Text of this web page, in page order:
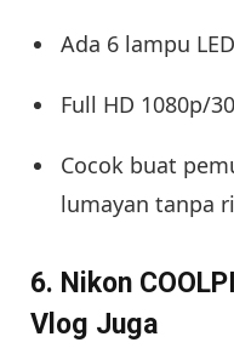
Ada 6 lampu
Full HD 1080p/
Cocok buat
lumayan tanpa
6. Nikon
Vlog Juga